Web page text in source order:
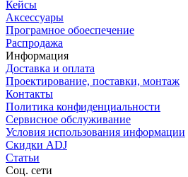
Кейсы
Аксессуары
Програмное обоеспечение
Распродажа
Информация
Доставка и оплата
Проектирование, поставки, монтаж
Контакты
Политика конфиденциальности
Сервисное обслуживание
Условия использования информации
Скидки ADJ
Статьи
Соц. сети